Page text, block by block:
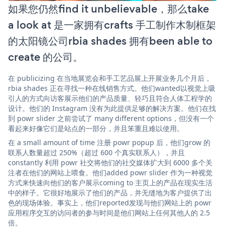
如果您仍然find it unbelievable，那么take
a look at 是一家拥有crafts 手工制作木制框架
的太阳镜公司rbia shades 拥有been able to
create 的公司。
在 publicizing 在当地展览会和手工艺品展上开展业务几个月后，
rbia shades 正在寻找一种在线销售方式。他们wanted以视觉上吸
引人的方式向访客展示他们的产品质量、轻巧且符合人体工程学的
设计。他们的 Instagram 没有为此提供足够的解决方案。他们在找
到 powr slider 之前尝试了 many different options，但没有一个
看起来好像它们是站点的一部分，并且笨重且难以使用。
在 a small amount of time 注册 powr popup 后，他们grow 的
联系人数量超过 250%（超过 600 个真实联系人），并且
constantly 利用 powr 社交将他们的社交媒体扩大到 6000 多个关
注者在他们的网站上喂食。他们added powr slider 作为一种视觉
方式来快速向他们的客户展示coming to 主页上的产品在现实生活
中的样子。它很好地展示了他们的产品，并无缝地为客户提供了出
色的现场体验。事实上，他们reported发现与他们网站上的 powr
应用程序交互的访问者的参与时间是他们网站上任何其他人的 2.5
倍。